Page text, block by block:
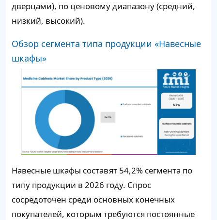
дверцами), по ценовому диапазону (средний,
низкий, высокий).
Обзор сегмента типа продукции «Навесные
шкафы»
Навесные шкафы составят 54,2% сегмента по
типу продукции в 2026 году. Спрос
сосредоточен среди основных конечных
покупателей, которым требуются постоянные